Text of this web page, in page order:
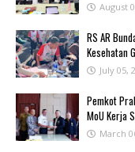
August
RS AR
Kesehatan
July 05,
Pemkot
MoU Kerja
March